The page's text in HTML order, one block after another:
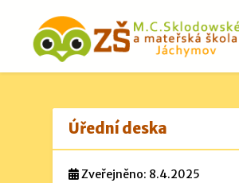
Úřední deska
Zveřejněno: 8.4.2025